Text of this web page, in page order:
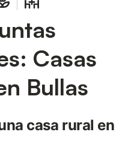
Casas
Bullas
casa rural en